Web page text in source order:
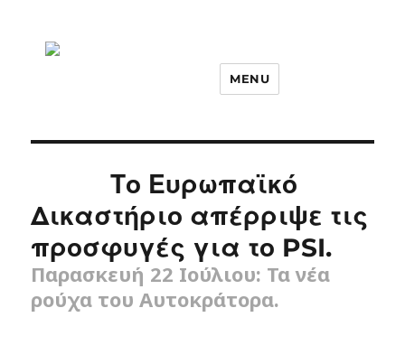
MENU
Το Ευρωπαϊκό
Δικαστήριο απέρριψε τις
προσφυγές για το PSI.
Παρασκευή 22 Ιούλιου: Τα νέα
ρούχα του Αυτοκράτορα.